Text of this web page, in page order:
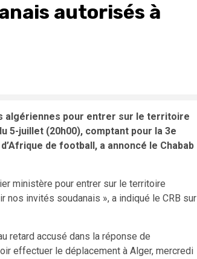
autorisés à
algériennes pour entrer sur le territoire
5-juillet (20h00), comptant pour la 3e
de football, a annoncé le Chabab
ministère pour entrer sur le territoire
nos invités soudanais », a indiqué le CRB sur
retard accusé dans la réponse de
effectuer le déplacement à Alger, mercredi